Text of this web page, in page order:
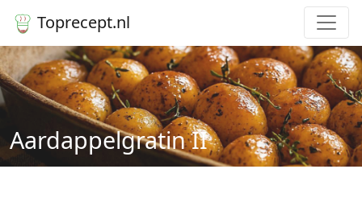
Toprecept.nl
Aardappelgratin II